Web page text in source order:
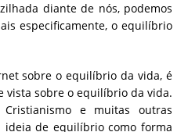
diante de nós, podemos
especificamente, o equilíbrio
sobre o equilíbrio da vida, é
vista sobre o equilíbrio da vida.
Cristianismo e muitas outras
ideia de equilíbrio como forma